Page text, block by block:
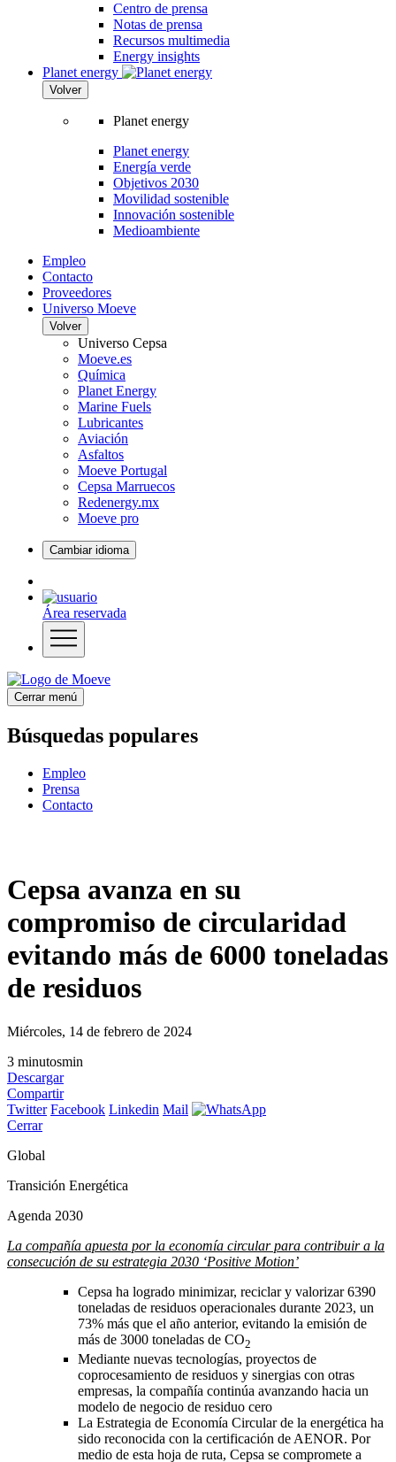
Centro de prensa
Notas de prensa
Recursos multimedia
Energy insights
Planet energy
Volver
Planet energy
Planet energy
Energía verde
Objetivos 2030
Movilidad sostenible
Innovación sostenible
Medioambiente
Empleo
Contacto
Proveedores
Universo Moeve
Volver
Universo Cepsa
Moeve.es
Química
Planet Energy
Marine Fuels
Lubricantes
Aviación
Asfaltos
Moeve Portugal
Cepsa Marruecos
Redenergy.mx
Moeve pro
Cambiar idioma
Área reservada
Cerrar menú
Búsquedas populares
Empleo
Prensa
Contacto
Cepsa avanza en su
compromiso de circularidad
evitando más de 6000 toneladas
de residuos
Miércoles, 14 de febrero de 2024
3 minutosmin
Descargar
Compartir
Twitter Facebook Linkedin Mail
Cerrar
Global
Transición Energética
Agenda 2030
La compañía apuesta por la economía circular para contribuir a la
consecución de su estrategia 2030 ‘Positive Motion’
Cepsa ha logrado minimizar, reciclar y valorizar 6390
toneladas de residuos operacionales durante 2023, un
73% más que el año anterior, evitando la emisión de
más de 3000 toneladas de CO2
Mediante nuevas tecnologías, proyectos de
coprocesamiento de residuos y sinergias con otras
empresas, la compañía continúa avanzando hacia un
modelo de negocio de residuo cero
La Estrategia de Economía Circular de la energética ha
sido reconocida con la certificación de AENOR. Por
medio de esta hoja de ruta, Cepsa se compromete a